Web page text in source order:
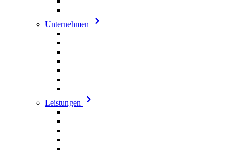
Unternehmen
Leistungen